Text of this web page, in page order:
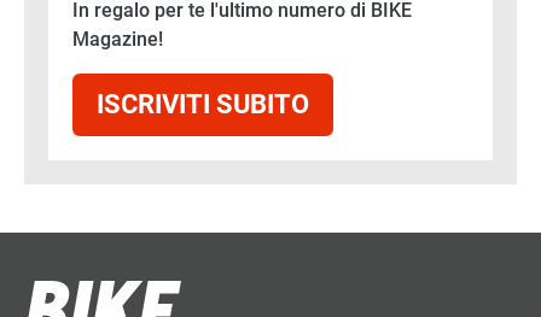
In regalo per te l'ultimo numero di BIKE
Magazine!
ISCRIVITI SUBITO